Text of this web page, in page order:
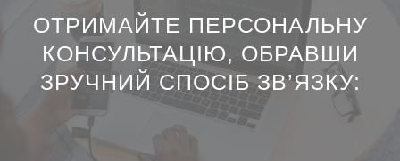
ОТРИМАЙТЕ ПЕРСОНАЛЬНУ
КОНСУЛЬТАЦІЮ, ОБРАВШИ
ЗРУЧНИЙ СПОСІБ ЗВ’ЯЗКУ:​